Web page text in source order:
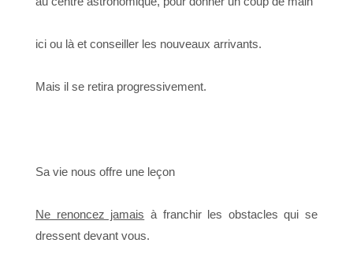
ici ou là et conseiller les nouveaux arrivants.
Mais il se retira progressivement.
Sa vie nous offre une leçon
Ne renoncez jamais à franchir les obstacles qui se
dressent devant vous.